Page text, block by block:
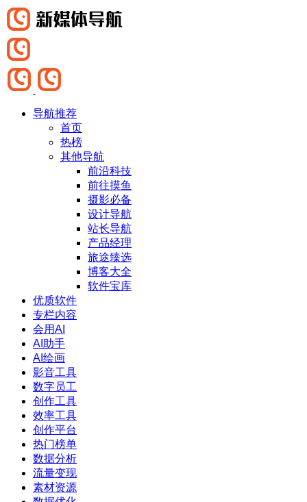
导航推荐
首页
热榜
其他导航
前沿科技
前往摸鱼
摄影必备
设计导航
站长导航
产品经理
旅途臻选
博客大全
软件宝库
优质软件
专栏内容
会用AI
AI助手
AI绘画
影音工具
数字员工
创作工具
效率工具
创作平台
热门榜单
数据分析
流量变现
素材资源